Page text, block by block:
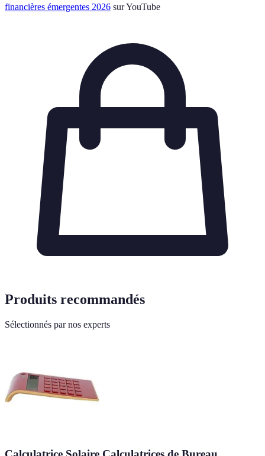
financières émergentes 2026 sur YouTube
Produits recommandés
Sélectionnés par nos experts